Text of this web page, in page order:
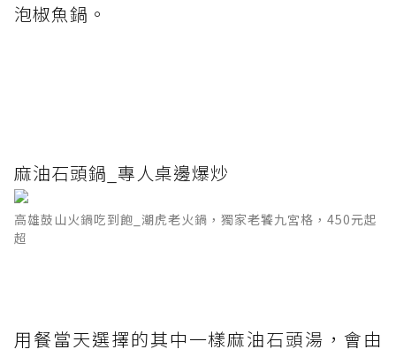
泡椒魚鍋。
麻油石頭鍋_專人桌邊爆炒
高雄鼓山火鍋吃到飽_潮虎老火鍋，獨家老饕九宮格，450元起
超
用餐當天選擇的其中一樣麻油石頭湯，會由